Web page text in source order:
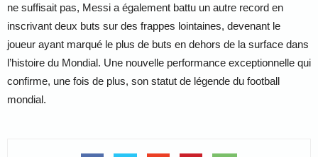
ne suffisait pas, Messi a également battu un autre record en
inscrivant deux buts sur des frappes lointaines, devenant le
joueur ayant marqué le plus de buts en dehors de la surface dans
l’histoire du Mondial. Une nouvelle performance exceptionnelle qui
confirme, une fois de plus, son statut de légende du football
mondial.